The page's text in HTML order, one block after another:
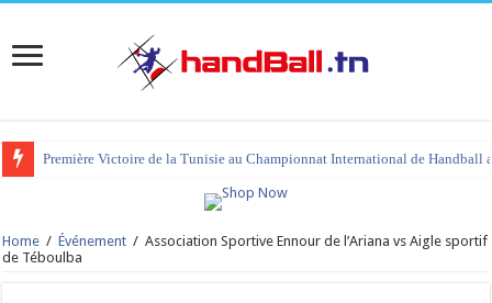
Première Victoire de la Tunisie au Championnat International de Handball
Home / Événement / Association Sportive Ennour de l’Ariana vs Aigle sportif
de Téboulba